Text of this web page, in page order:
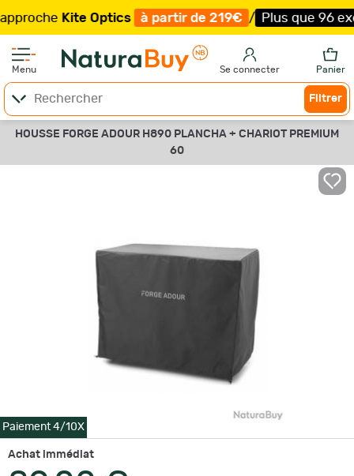
Kite Optics à partir de 219€ / Plus que 96
Menu Se connecter Panier
Filtrer
HOUSSE FORGE ADOUR H890 PLANCHA + CHARIOT PREMIUM
60
Paiement 4/10X
Achat immédiat